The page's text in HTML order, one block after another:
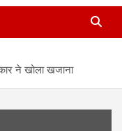
ने खोला खजाना